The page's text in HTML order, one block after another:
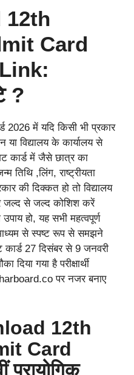
12th
Card
?
2026 में यदि किसी भी प्रकार
या विद्यालय के कार्यालय से
कार्ड में जैसे छात्र का
तिथि ,लिंग, राष्ट्रीयता
की दिक्कत हो तो विद्यालय
से जल्द कोशिश करें
हो, यह सभी महत्वपूर्ण
से स्पष्ट रूप से समझने
कार्ड 27 दिसंबर से 9 जनवरी
गया है परीक्षार्थी
पर नजर बनाए
12th
Card
प्रायोगिक